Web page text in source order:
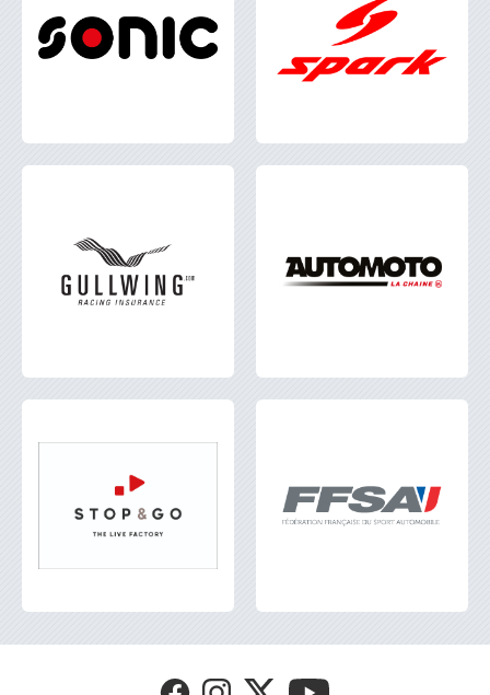
Visit Visit Visit Visit